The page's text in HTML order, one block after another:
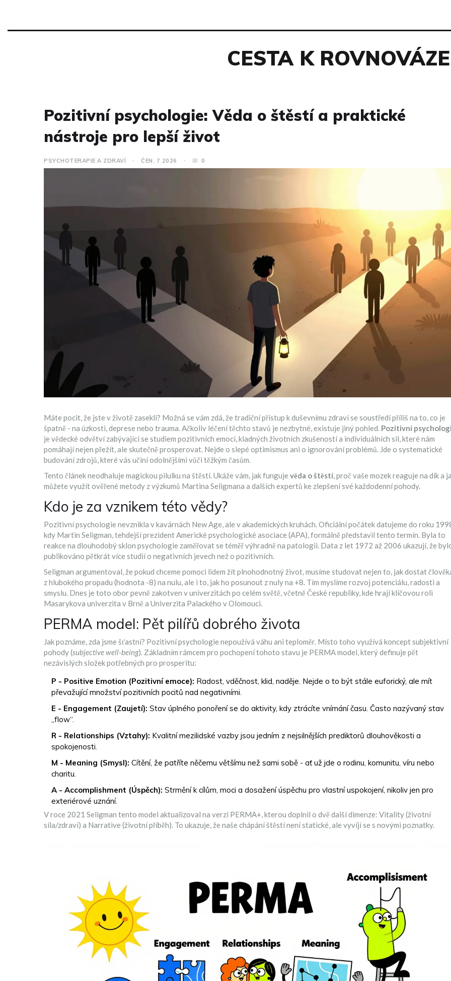
CESTA K ROVNOVÁZE
Pozitivní psychologie: Věda o štěstí a praktické
nástroje pro lepší život
PSYCHOTERAPIE A ZDRAVÍ ČEN, 7 2026 0
Máte pocit, že jste v životě zaseklí? Možná se vám zdá, že tradiční přístup k duševnímu zdraví se soustředí příliš na to, co je
špatně - na úzkosti, deprese nebo trauma. Ačkoliv léčení těchto stavů je nezbytné, existuje jiný pohled. Pozitivní
je vědecké odvětví zabývající se studiem pozitivních emocí, kladných životních zkušeností a individuálních sil, které nám
pomáhají nejen přežít, ale skutečně prosperovat. Nejde o slepé optimismus ani o ignorování problémů. Jde o systematické
budování zdrojů, které vás učiní odolnějšími vůči těžkým časům.
Tento článek neodhaluje magickou pilulku na štěstí. Ukáže vám, jak funguje věda o štěstí, proč vaše mozek reaguje na dík a
můžete využít ověřené metody z výzkumů Martina Seligmana a dalších expertů ke zlepšení své každodenní pohody.
Kdo je za vznikem této vědy?
Pozitivní psychologie nevznikla v kavárnách New Age, ale v akademických kruhách. Oficiální počátek datujeme do roku
kdy Martin Seligman, tehdejší prezident Americké psychologické asociace (APA), formálně představil tento termín. Byla to
reakce na dlouhodobý sklon psychologie zaměřovat se téměř výhradně na patologii. Data z let 1972 až 2006 ukazují, že
publikováno pětkrát více studií o negativních jevech než o pozitivních.
Seligman argumentoval, že pokud chceme pomoci lidem žít plnohodnotný život, musíme studovat nejen to, jak dostat
z hlubokého propadu (hodnota -8) na nulu, ale i to, jak ho posunout z nuly na +8. Tím myslíme rozvoj potenciálu, radosti a
smyslu. Dnes je toto obor pevně zakotven v univerzitách po celém světě, včetně České republiky, kde hrají klíčovou roli
Masarykova univerzita v Brně a Univerzita Palackého v Olomouci.
PERMA model: Pět pilířů dobrého života
Jak poznáme, zda jsme šťastní? Pozitivní psychologie nepoužívá váhu ani teploměr. Místo toho využívá koncept subjektivní
pohody (subjective well-being). Základním rámcem pro pochopení tohoto stavu je PERMA model, který definuje pět
nezávislých složek potřebných pro prosperitu:
P - Positive Emotion (Pozitivní emoce): Radost, vděčnost, klid, naděje. Nejde o to být stále euforický, ale mít
převažující množství pozitivních pocitů nad negativními.
E - Engagement (Zaujetí): Stav úplného ponoření se do aktivity, kdy ztrácíte vnímání času. Často nazývaný stav
„flow“.
R - Relationships (Vztahy): Kvalitní mezilidské vazby jsou jedním z nejsilnějších prediktorů dlouhověkosti a
spokojenosti.
M - Meaning (Smysl): Cítění, že patříte něčemu většímu než sami sobě - ať už jde o rodinu, komunitu, víru nebo
charitu.
A - Accomplishment (Úspěch): Strmění k cílům, moci a dosažení úspěchu pro vlastní uspokojení, nikoliv jen pro
exteriérové uznání.
V roce 2021 Seligman tento model aktualizoval na verzi PERMA+, kterou doplnil o dvě další dimenze: Vitality (životní
síla/zdraví) a Narrative (životní příběh). To ukazuje, že naše chápání štěstí není statické, ale vyvíjí se s novými poznatky.